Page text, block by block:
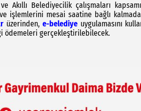
Akıllı Belediyecilik çalışmaları
işlemlerini mesai saatine bağlı
üzerinden, e-belediyeuygulamasını
ödemeleri gerçekleştirilebilecek.